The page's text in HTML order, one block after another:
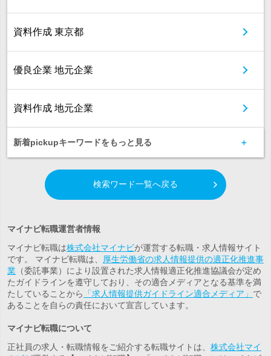
資料作成 東京都
優良企業 地元企業
資料作成 地元企業
新着pickupキーワードをもっと見る
検索ワード一覧へ戻る
マイナビ転職運営者情報
マイナビ転職は株式会社マイナビが運営する転職・求人情報サイト
です。 マイナビ転職は、
厚生労働省の求人情報提供の適正化推進事
業 （委託事業）により設置された求人情報適正化推進協議会が定め
たガイドラインを遵守しており、その適合メディアとなる基準を満
たしていることから
「求人情報提供ガイドライン適合メディア」 で
あることを自らの責任において宣言しています。
マイナビ転職について
正社員の求人・転職情報をご紹介する転職サイトは、 株式会社マイ